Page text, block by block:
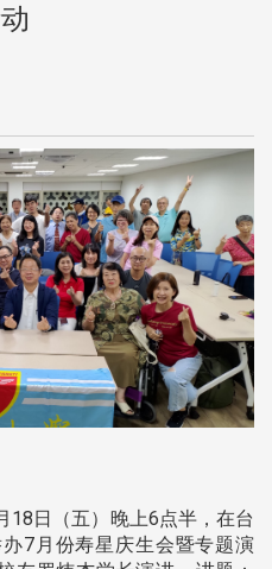
日（五）晚上6点半，在台
7月份寿星庆生会暨专题演